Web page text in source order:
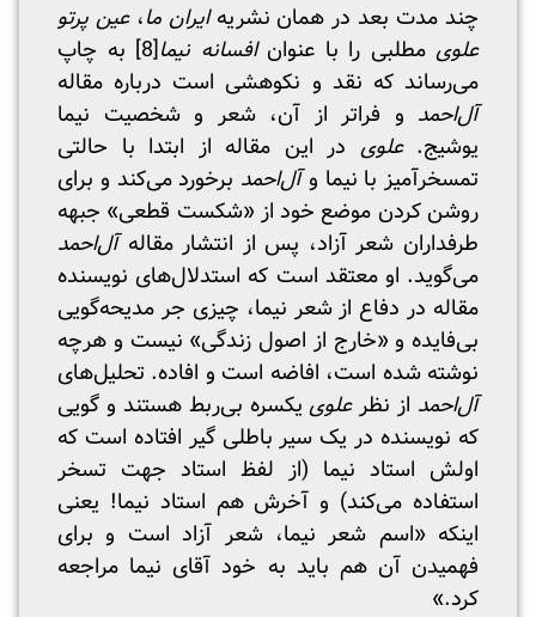
چند مدت بعد در همان نشریهایران ما،عین پرتو
علویمطلبی را با عنوانافسانه‌ نیما[8]
به چاپ
می‌رساند که نقد و نکوهشی است درباره مقاله
آل‌احمد و فراتر از آن، شعر و شخصیت نیما
یوشیج.علوی در این مقاله از ابتدا با حالتی
تمسخرآمیز با نیما وآل‌احمد برخورد می‌کند و برای
روشن کردن موضع خود از «شکست قطعی» جبهه
طرفداران شعر آزاد، پس از انتشار مقالهآل‌احمد
می‌گوید. او معتقد است که استدلال‌های نویسنده
مقاله در دفاع از شعر نیما، چیزی جر مدیحه‌گویی
بی‌فایده و «خارج از اصول زندگی» نیست و هرچه
نوشته شده است، افاضه است و افاده. تحلیل‌های
آل‌احمد از نظرعلوی یکسره بی‌ربط هستند و گویی
که نویسنده در یک سیر باطلی گیر افتاده است که
اولش استاد نیما (از لفظ استاد جهت تسخر
استفاده می‌کند) و آخرش هم استاد نیما! یعنی
اینکه «اسم شعر نیما، شعر آزاد است و برای
فهمیدن آن هم باید به خود آقای نیما مراجعه
کرد.»